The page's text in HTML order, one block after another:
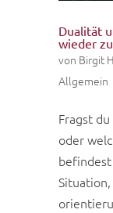
Dualität
wieder
von Birgit
Allgemein
Fragst
oder